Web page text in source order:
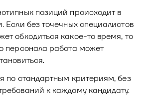
позиций происходит в
Если без точечных специалистов
обходиться какое-то время, то
персонала работа может
по стандартным критериям, без
к каждому кандидату.